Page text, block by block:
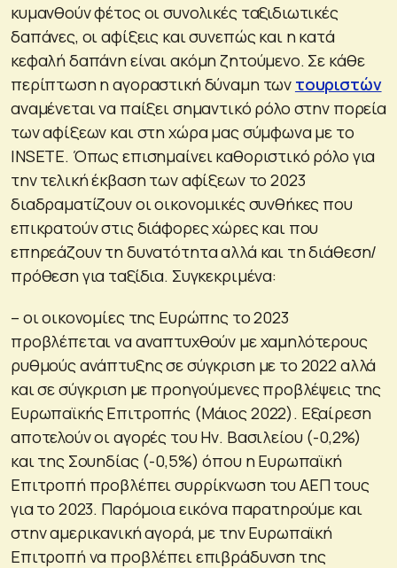
κυμανθούν φέτος οι συνολικές ταξιδιωτικές
δαπάνες, οι αφίξεις και συνεπώς και η κατά
κεφαλή δαπάνη είναι ακόμη ζητούμενο. Σε κάθε
περίπτωση η αγοραστική δύναμη των τουριστών
αναμένεται να παίξει σημαντικό ρόλο στην πορεία
των αφίξεων και στη χώρα μας σύμφωνα με το
INSETE. Όπως επισημαίνει καθοριστικό ρόλο για
την τελική έκβαση των αφίξεων το 2023
διαδραματίζουν οι οικονομικές συνθήκες που
επικρατούν στις διάφορες χώρες και που
επηρεάζουν τη δυνατότητα αλλά και τη διάθεση/
πρόθεση για ταξίδια. Συγκεκριμένα:
– οι οικονομίες της Ευρώπης το 2023
προβλέπεται να αναπτυχθούν με χαμηλότερους
ρυθμούς ανάπτυξης σε σύγκριση με το 2022 αλλά
και σε σύγκριση με προηγούμενες προβλέψεις της
Ευρωπαϊκής Επιτροπής (Μάιος 2022). Εξαίρεση
αποτελούν οι αγορές του Ην. Βασιλείου (-0,2%)
και της Σουηδίας (-0,5%) όπου η Ευρωπαϊκή
Επιτροπή προβλέπει συρρίκνωση του ΑΕΠ τους
για το 2023. Παρόμοια εικόνα παρατηρούμε και
στην αμερικανική αγορά, με την Ευρωπαϊκή
Επιτροπή να προβλέπει επιβράδυνση της